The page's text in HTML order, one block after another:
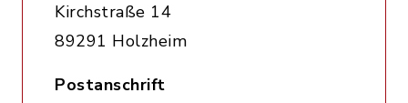
Kirchstraße 14
89291 Holzheim
Postanschrift